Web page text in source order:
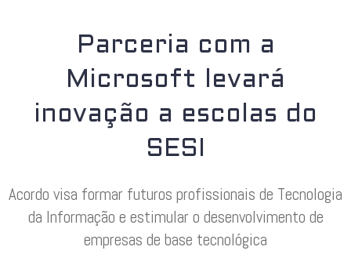
Parceria com a
Microsoft levará
inovação a escolas do
SESI
Acordo visa formar futuros profissionais de Tecnologia
da Informação e estimular o desenvolvimento de
empresas de base tecnológica